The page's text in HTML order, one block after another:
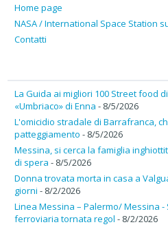
Home page
NASA / International Space Station
Contatti
La Guida ai migliori 100 Street food
«Umbriaco» di Enna - 8/5/2026
L'omicidio stradale di Barrafranca,
patteggiamento - 8/5/2026
Messina, si cerca la famiglia
di spera - 8/5/2026
Donna trovata morta in casa a
giorni - 8/2/2026
Linea Messina – Palermo/ Messina
ferroviaria tornata regol - 8/2/2026